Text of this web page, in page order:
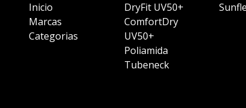
Inicio
Marcas
Categorias
DryFit UV50+
ComfortDry
UV50+
Poliamida
Tubeneck